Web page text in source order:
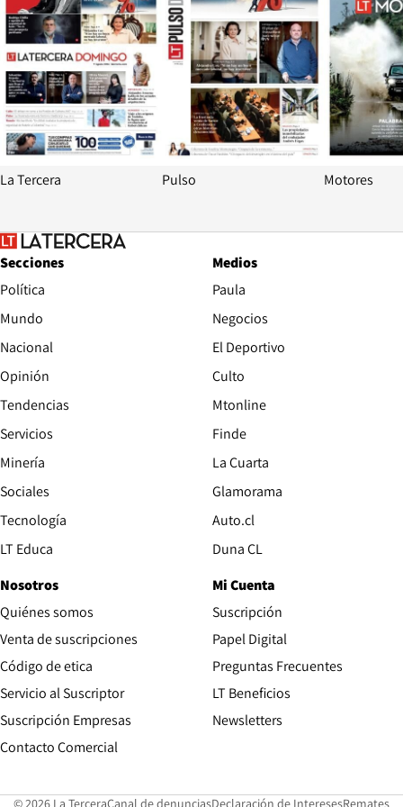
La Tercera Pulso Motores
Secciones
Política
Mundo
Nacional
Opinión
Tendencias
Servicios
Minería
Sociales
Tecnología
LT Educa
Medios
Paula
Negocios
El Deportivo
Culto
Mtonline
Finde
La Cuarta
Glamorama
Auto.clOpens in new window
Duna CLOpens in new window
Nosotros
Quiénes somos
Venta de suscripciones
Código de etica Opens in new window
Servicio al Suscriptor
Suscripción Empresas
Contacto ComercialOpens in new window
Mi Cuenta
Suscripción
Papel DigitalOpens in new
Preguntas Frecuentes
LT Beneficios
Newsletters
Opens in new window Opens in